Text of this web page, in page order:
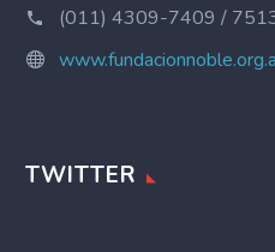
(011) 4309-7409 /
TWITTER